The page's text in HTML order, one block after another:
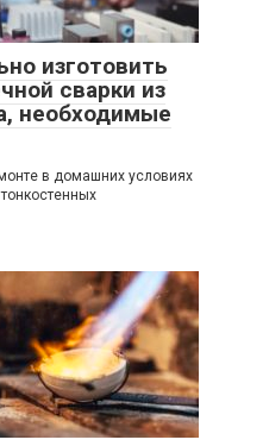
изготовить
сварки из
необходимые
в домашних условиях